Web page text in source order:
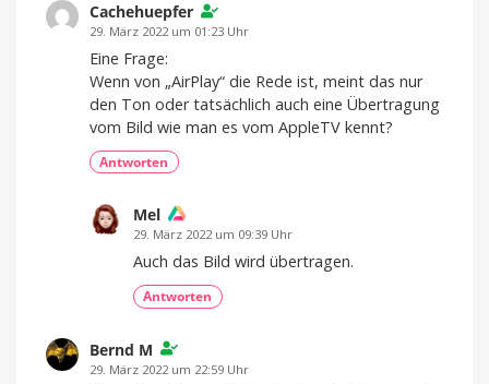
Cachehuepfer
29. März 2022 um 01:23 Uhr
Eine Frage:
Wenn von „AirPlay“ die Rede ist, meint das nur
den Ton oder tatsächlich auch eine Übertragung
vom Bild wie man es vom AppleTV kennt?
Antworten
Mel
29. März 2022 um 09:39 Uhr
Auch das Bild wird übertragen.
Antworten
Bernd M
29. März 2022 um 22:59 Uhr